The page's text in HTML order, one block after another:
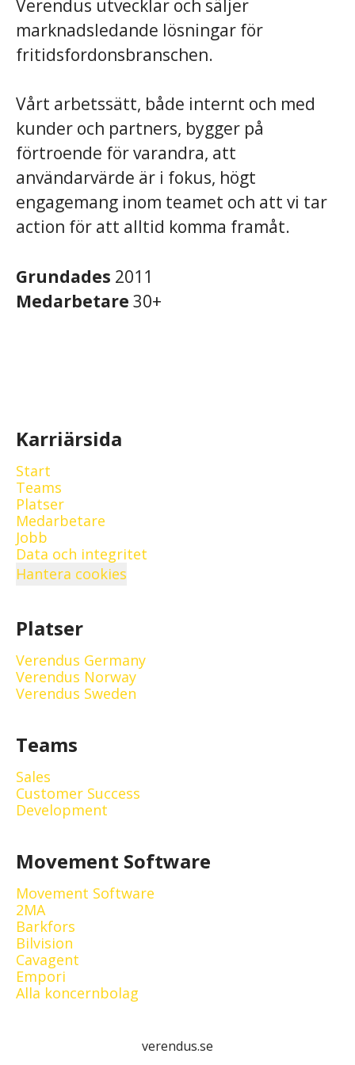
Verendus utvecklar och säljer
marknadsledande lösningar för
fritidsfordonsbranschen.
Vårt arbetssätt, både internt och med
kunder och partners, bygger på
förtroende för varandra, att
användarvärde är i fokus, högt
engagemang inom teamet och att vi tar
action för att alltid komma framåt.
Grundades 2011
Medarbetare 30+
Karriärsida
Start
Teams
Platser
Medarbetare
Jobb
Data och integritet
Hantera cookies
Platser
Verendus Germany
Verendus Norway
Verendus Sweden
Teams
Sales
Customer Success
Development
Movement Software
Movement Software
2MA
Barkfors
Bilvision
Cavagent
Empori
Alla koncernbolag
verendus.se